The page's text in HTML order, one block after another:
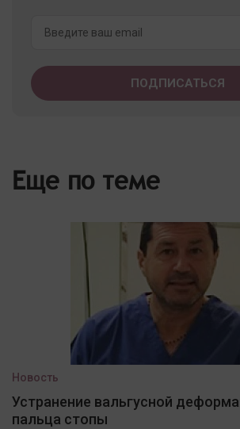
Еще по теме
Новость
Устранение вальгусной
пальца стопы